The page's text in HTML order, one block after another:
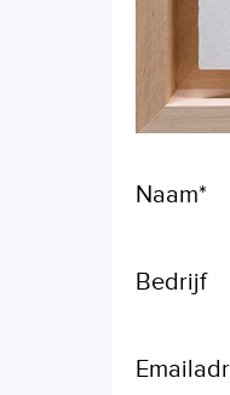
Naam*
Bedrijf